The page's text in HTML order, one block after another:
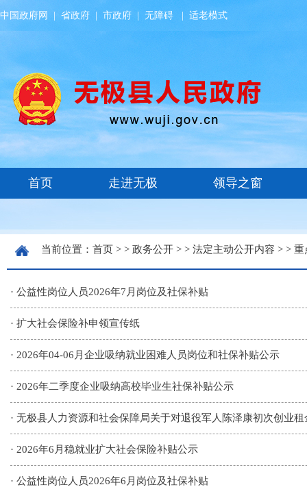
中国政府网 省政府 市政府 无障碍 适老模式
当前位置： 首页 > > 政务公开 > > 法定主动公开内容 > > 重
· 公益性岗位人员2026年7月岗位及社保补贴
· 扩大社会保险补申领宣传纸
· 2026年04-06月企业吸纳就业困难人员岗位和社保补贴公示
· 2026年二季度企业吸纳高校毕业生社保补贴公示
· 无极县人力资源和社会保障局关于对退役军人陈泽康初次创业
· 2026年6月稳就业扩大社会保险补贴公示
· 公益性岗位人员2026年6月岗位及社保补贴